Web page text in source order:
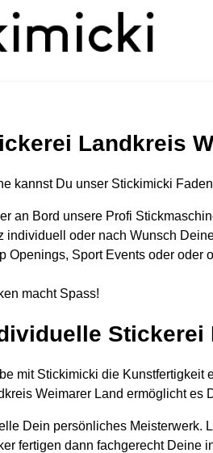
Landkreis
kannst Du unser Stickimicki
an Bord unsere Profi
individuell oder nach Wunsch
Openings, Sport Events oder oder
macht Spass!
Stickerei
mit Stickimicki die
Weimarer Land ermöglicht es
Dein persönliches Meisterwerk.
fertigen dann fachgerecht Deine